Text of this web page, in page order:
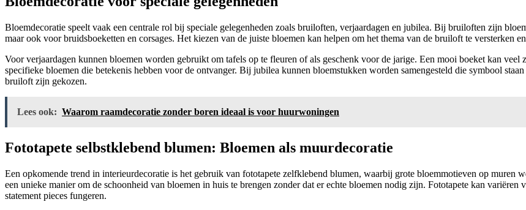
Bloemdecoratie speelt vaak een centrale rol bij speciale gelegenheden zoals bruiloften, verjaardagen en jubilea. Bij bruiloften zijn
maar ook voor bruidsboeketten en corsages. Het kiezen van de juiste bloemen kan helpen om het thema van de bruiloft te versterken
Voor verjaardagen kunnen bloemen worden gebruikt om tafels op te fleuren of als geschenk voor de jarige. Een mooi boeket kan veel
specifieke bloemen die betekenis hebben voor de ontvanger. Bij jubilea kunnen bloemstukken worden samengesteld die symbool
bruiloft zijn gekozen.
Lees ook: Waarom raamdecoratie zonder boren ideaal is voor huurwoningen
Fototapete selbstklebend blumen: Bloemen als muurdecoratie
Een opkomende trend in interieurdecoratie is het gebruik van fototapete zelfklebend blumen, waarbij grote bloemmotieven op muren
een unieke manier om de schoonheid van bloemen in huis te brengen zonder dat er echte bloemen nodig zijn. Fototapete kan
statement pieces fungeren.